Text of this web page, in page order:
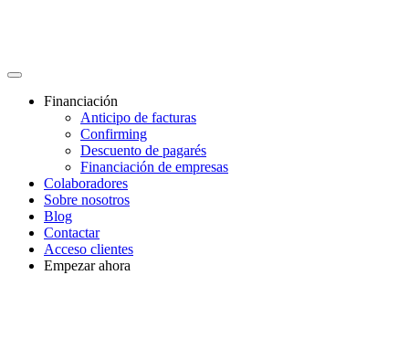
Financiación
Anticipo de facturas
Confirming
Descuento de pagarés
Financiación de empresas
Colaboradores
Sobre nosotros
Blog
Contactar
Acceso clientes
Empezar ahora